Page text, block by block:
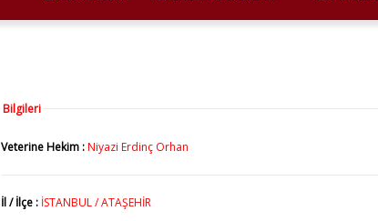
Bilgileri
Veterine Hekim :Niyazi Erdinç Orhan
İl / İlçe : İSTANBUL / ATAŞEHİR